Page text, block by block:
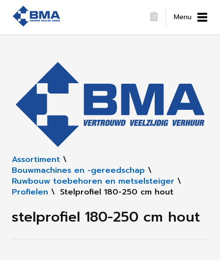
Menu
Assortiment \
Bouwmachines en -gereedschap \
Ruwbouw toebehoren en metselsteiger \
Profielen \ Stelprofiel 180-250 cm hout
stelprofiel 180-250 cm hout